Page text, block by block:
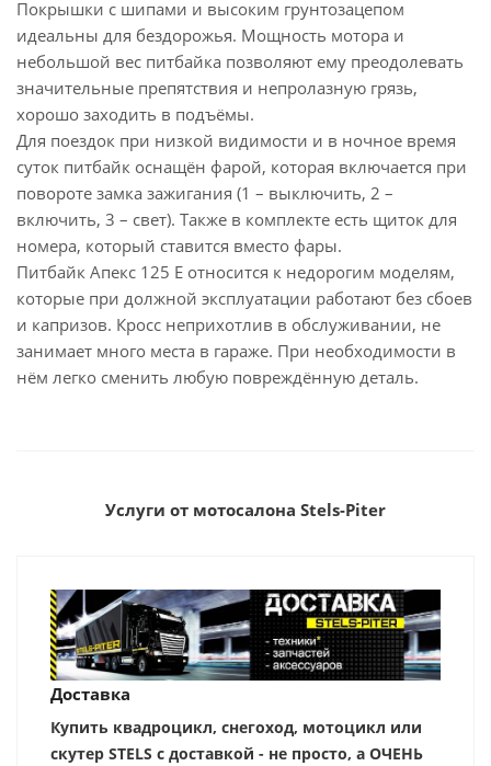
Покрышки с шипами и высоким грунтозацепом
идеальны для бездорожья. Мощность мотора и
небольшой вес питбайка позволяют ему преодолевать
значительные препятствия и непролазную грязь,
хорошо заходить в подъёмы.
Для поездок при низкой видимости и в ночное время
суток питбайк оснащён фарой, которая включается при
повороте замка зажигания (1 – выключить, 2 –
включить, 3 – свет). Также в комплекте есть щиток для
номера, который ставится вместо фары.
Питбайк Апекс 125 E относится к недорогим моделям,
которые при должной эксплуатации работают без сбоев
и капризов. Кросс неприхотлив в обслуживании, не
занимает много места в гараже. При необходимости в
нём легко сменить любую повреждённую деталь.
Услуги от мотосалона Stels-Piter
Доставка
Купить квадроцикл, снегоход, мотоцикл или
скутер STELS с доставкой - не просто, а ОЧЕНЬ